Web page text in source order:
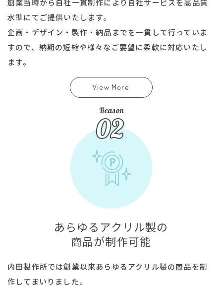
創業当時から自社一貫制作により自社サービスを高品質
水準にてご提供いたします。
企画・デザイン・製作・納品までを一貫して行っていま
すので、納期の短縮や様々なご要望に柔軟に対応いたし
ます。
View More
あらゆるアクリル製の
商品が制作可能
内田製作所では創業以来あらゆるアクリル製の商品を制
作してまいりました。